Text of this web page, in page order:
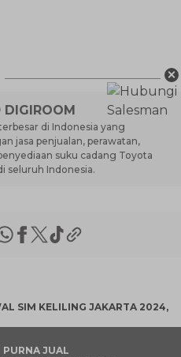
di Indonesia yang
jasa penjualan, perawatan,
suku cadang Toyota
seluruh Indonesia.
SIM KELILING JAKARTA 2024,
×
PURNA JUAL